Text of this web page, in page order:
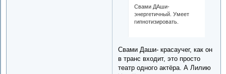
Свами ДАши-
энергетичный. Умеет
гипнотизировать.
Свами Даши- красаучег, как он
в транс входит, это просто
театр одного актёра. А Лилию